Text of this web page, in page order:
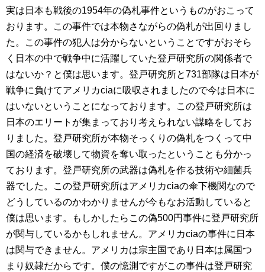
実は日本も戦後の1954年の偽札事件というものがおこって
おります。この事件では本物さながらの偽札が出回りまし
た。この事件の犯人は分からないということですがおそら
く日本の中で戦争中に活躍していた登戸研究所の関係者で
はないか？と僕は思います。登戸研究所と731部隊は日本が
戦争に負けてアメリカciaに吸収されましたので今は日本に
はいないということになっております。この登戸研究所は
日本のエリートが集まっており考えられない謀略をしてお
りました。登戸研究所が本物そっくりの偽札をつくって中
国の経済を破壊して物資を奪い取ったということも分かっ
ております。登戸研究所の武器は偽札を作る技術や細菌兵
器でした。この登戸研究所はアメリカciaの傘下機関なので
どうしているのかわかりませんが今もなお活動していると
僕は思います。もしかしたらこの偽500円事件に登戸研究所
が関与しているかもしれません。アメリカciaの事件に日本
は関与できません。アメリカは宗主国であり日本は属国つ
まり奴隷だからです。僕の憶測ですがこの事件は登戸研究